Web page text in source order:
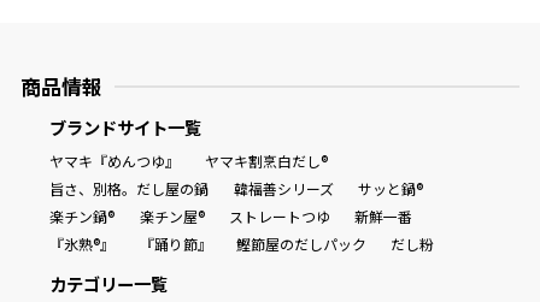
商品情報
ブランドサイト一覧
ヤマキ『めんつゆ』
ヤマキ割烹白だし®
旨さ、別格。だし屋の鍋
韓福善シリーズ
サッと鍋®
楽チン鍋®
楽チン屋® ストレートつゆ
新鮮一番
『氷熟®』
『踊り節』 鰹節屋のだしパック だし粉
カテゴリー一覧